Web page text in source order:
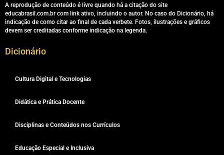
A reprodução de conteúdo é livre quando há a citação do site
educabrasil.com.br com link ativo, incluindo o autor. No caso do Dicionário, há
indicação de como citar ao final de cada verbete. Fotos, ilustrações e gráficos
devem ser creditadas conforme indicação na legenda.
Dicionário
Cultura Digital e Tecnologias
Didática e Prática Docente
Disciplinas e Conteúdos nos Currículos
Educação Especial e Inclusiva